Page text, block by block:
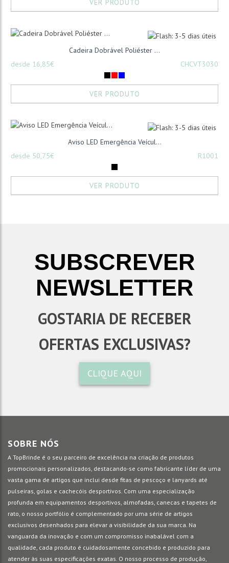
VER PRODUTO
Cadeira Dobrável Poliéster ...
desde 16,85€
CHCVT3030
VER PRODUTO
Aviso LED Emergência Veícul...
desde 50,75€
R1001
VER PRODUTO
SUBSCREVER
NEWSLETTER
GOSTARIA DE RECEBER
OFERTAS EXCLUSIVAS?
CLIQUE AQUI
SOBRE NÓS
A TopBrinde é o seu parceiro de excelência na criação de produtos
promocionais personalizados, destacando-se como fabricante líder de uma
vasta gama de artigos que inclui desde fitas de pescoço e lanyards até
pulseiras, golas e cachecóis desportivos. Com uma especialização
profunda em equipamentos desportivos, almofadas, canecas e tapetes de
rato, o nosso portfólio é complementado por uma série de artigos
exclusivos desenhados para elevar a visibilidade da sua marca. Na
vanguarda da inovação e com um compromisso inabalável com a
qualidade, cada produto é cuidadosamente concebido e produzido para
atender às suas especificações exatas. O nosso processo de produção,